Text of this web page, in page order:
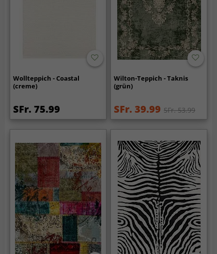
Wollteppich - Coastal
(creme)
SFr. 75.99
Wilton-Teppich - Taknis
(grün)
SFr. 39.99 SFr. 53.99